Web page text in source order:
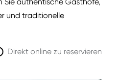
und traditionelle
Direkt online zu reservieren